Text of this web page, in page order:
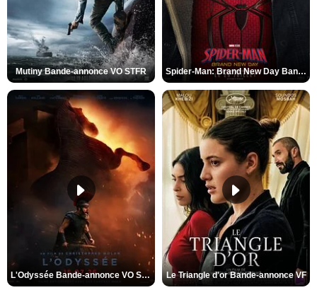
Mutiny Bande-annonce VO STFR Spider-Man: Brand New Day Bande-annonce VO STFR
L'Odyssée Bande-annonce VO STFR Le Triangle d'or Bande-annonce VF